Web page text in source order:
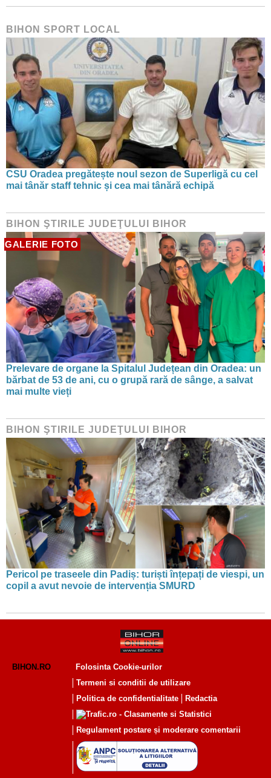
BIHON SPORT LOCAL
CSU Oradea pregătește noul sezon de Superligă cu cel
mai tânăr staff tehnic și cea mai tânără echipă
BIHON ŞTIRILE JUDEŢULUI BIHOR
GALERIE FOTO
Prelevare de organe la Spitalul Județean din Oradea: un
bărbat de 53 de ani, cu o grupă rară de sânge, a salvat
mai multe vieți
BIHON ŞTIRILE JUDEŢULUI BIHOR
Pericol pe traseele din Padiș: turiști înțepați de viespi, un
copil a avut nevoie de intervenția SMURD
BIHON.RO
Folosinta Cookie-urilor
Termeni si conditii de utilizare
Politica de confidentialitate
Redactia
Regulament postare și moderare comentarii